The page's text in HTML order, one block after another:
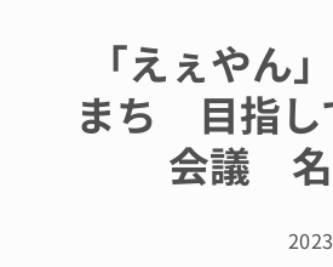
「えぇやん
まち 目指し
会議